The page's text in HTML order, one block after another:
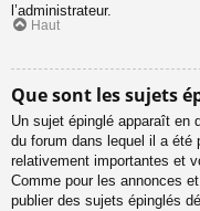
l’administrateur.
Haut
Que sont les sujets
Un sujet épinglé apparaît en
du forum dans lequel il a été
relativement importantes et
Comme pour les annonces
publier des sujets épinglés